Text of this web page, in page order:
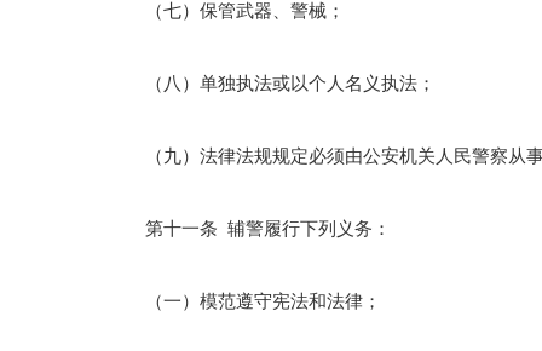
（七）保管武器、警械；
（八）单独执法或以个人名义执法；
（九）法律法规规定必须由公安机关人民警察从
第十一条 辅警履行下列义务：
（一）模范遵守宪法和法律；